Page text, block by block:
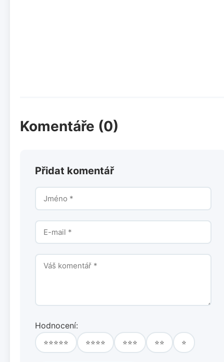
Komentáře (0)
Přidat komentář
Hodnocení:
⭐⭐⭐⭐⭐ ⭐⭐⭐⭐ ⭐⭐⭐ ⭐⭐ ⭐